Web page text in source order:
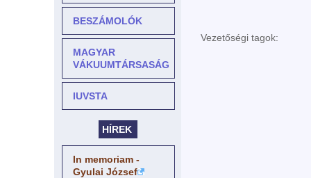
BESZÁMOLÓK
MAGYAR
VÁKUUMTÁRSASÁG
IUVSTA
HÍREK
In memoriam -
Gyulai József
Vezetőségi tagok: